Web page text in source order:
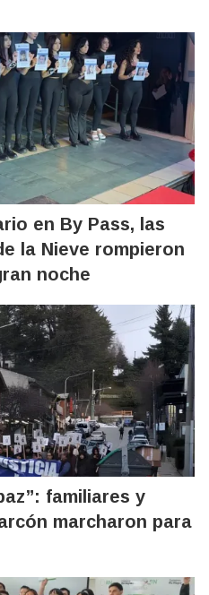
en By Pass, las
la Nieve rompieron
noche
familiares y
marcharon para